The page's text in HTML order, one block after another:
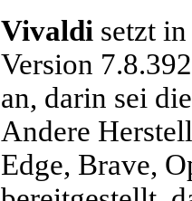
Vivaldi setzt
Version
an, darin sei
Andere
Edge, Brave,